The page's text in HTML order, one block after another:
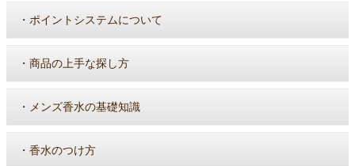
・ ポイントシステムについて
・ 商品の上手な探し方
・ メンズ香水の基礎知識
・ 香水のつけ方